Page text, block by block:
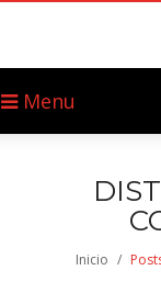
Menu
Inicio /